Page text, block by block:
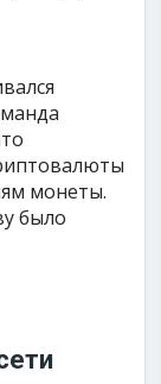
монеты.
было